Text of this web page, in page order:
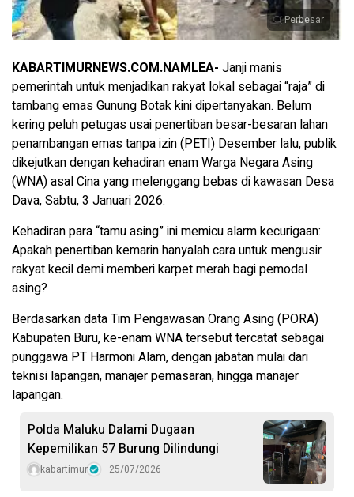
Perbesar
KABARTIMURNEWS.COM.NAMLEA- Janji manis
pemerintah untuk menjadikan rakyat lokal sebagai “raja” di
tambang emas Gunung Botak kini dipertanyakan. Belum
kering peluh petugas usai penertiban besar-besaran lahan
penambangan emas tanpa izin (PETI) Desember lalu, publik
dikejutkan dengan kehadiran enam Warga Negara Asing
(WNA) asal Cina yang melenggang bebas di kawasan Desa
Dava, Sabtu, 3 Januari 2026.
Kehadiran para “tamu asing” ini memicu alarm kecurigaan:
Apakah penertiban kemarin hanyalah cara untuk mengusir
rakyat kecil demi memberi karpet merah bagi pemodal
asing?
Berdasarkan data Tim Pengawasan Orang Asing (PORA)
Kabupaten Buru, ke-enam WNA tersebut tercatat sebagai
punggawa PT Harmoni Alam, dengan jabatan mulai dari
teknisi lapangan, manajer pemasaran, hingga manajer
lapangan.
Polda Maluku Dalami Dugaan
Kepemilikan 57 Burung Dilindungi
kabartimur 25/07/2026